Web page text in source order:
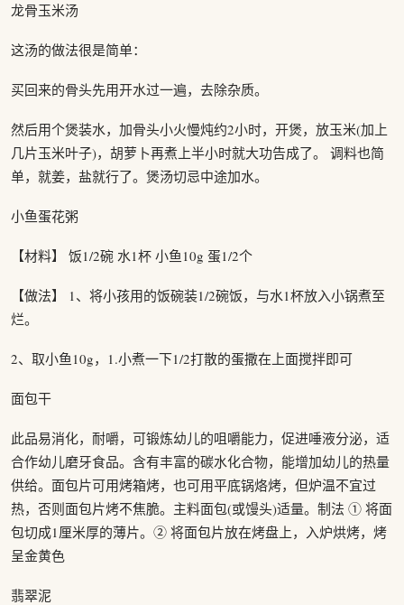
龙骨玉米汤
这汤的做法很是简单：
买回来的骨头先用开水过一遍，去除杂质。
然后用个煲装水，加骨头小火慢炖约2小时，开煲，放玉米(加上
几片玉米叶子)，胡萝卜再煮上半小时就大功告成了。 调料也简
单，就姜，盐就行了。煲汤切忌中途加水。
小鱼蛋花粥
【材料】 饭1/2碗 水1杯 小鱼10g 蛋1/2个
【做法】 1、将小孩用的饭碗装1/2碗饭，与水1杯放入小锅煮至
烂。
2、取小鱼10g，1.小煮一下1/2打散的蛋撒在上面搅拌即可
面包干
此品易消化，耐嚼，可锻炼幼儿的咀嚼能力，促进唾液分泌，适
合作幼儿磨牙食品。含有丰富的碳水化合物，能增加幼儿的热量
供给。面包片可用烤箱烤，也可用平底锅烙烤，但炉温不宜过
热，否则面包片烤不焦脆。主料面包(或馒头)适量。制法 ① 将面
包切成1厘米厚的薄片。② 将面包片放在烤盘上，入炉烘烤，烤
呈金黄色
翡翠泥